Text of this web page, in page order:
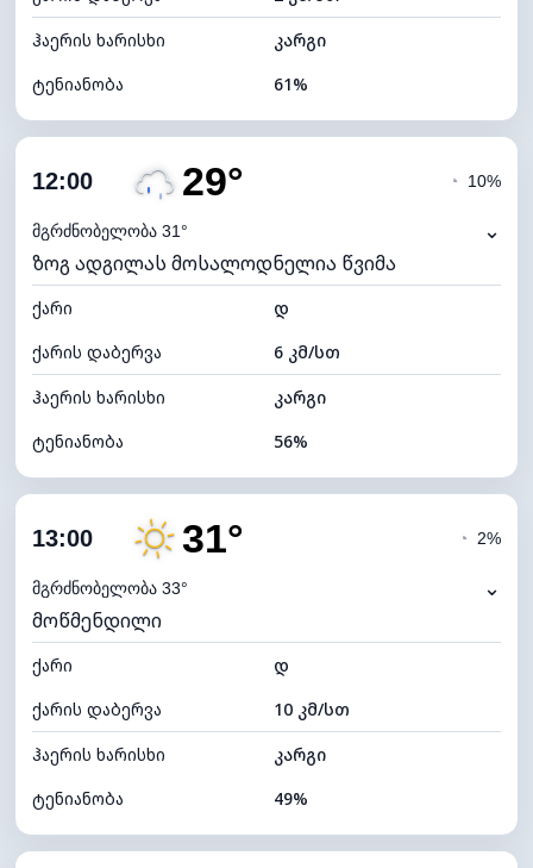
ჰაერის ხარისხი
კარგი
ტენიანობა
61%
ღრუბლიანობა
ნამის წერტილი
ხილვადობა
10 კმ
განათების ინდექსი 7 (ნათელი)
ღრუბლის სიმაღლე 10720 მ
12:00 29°
მგრძნობელობა 31°
◔ 10%
⌄
ზოგ ადგილას მოსალოდნელია წვიმა
ქარი
დ
ქარის დაბერვა
6 კმ/სთ
ჰაერის ხარისხი
კარგი
ტენიანობა
56%
ღრუბლიანობა
ნამის წერტილი
ხილვადობა
განათების ინდექსი 4 (მკრთალი)
ღრუბლის სიმაღლე 5440 მ
13:00 31°
მგრძნობელობა 33°
◔ 2%
⌄
მოწმენდილი
ქარი
დ
ქარის დაბერვა
10 კმ/სთ
ჰაერის ხარისხი
კარგი
ტენიანობა
49%